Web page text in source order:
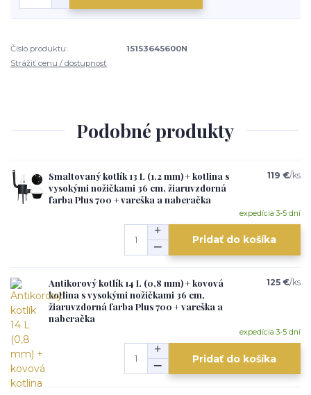
Číslo produktu:
15153645600N
Strážiť cenu / dostupnosť
Podobné produkty
Smaltovaný kotlík 13 L (1,2 mm) + kotlina s
vysokými nožičkami 36 cm, žiaruvzdorná
farba Plus 700 + vareška a naberačka
119 €/ks
expedícia 3-5 dní
Pridať do košíka
Antikorový kotlík 14 L (0,8 mm) + kovová
kotlina s vysokými nožičkami 36 cm,
žiaruvzdorná farba Plus 700 + vareška a
naberačka
125 €/ks
expedícia 3-5 dní
Pridať do košíka